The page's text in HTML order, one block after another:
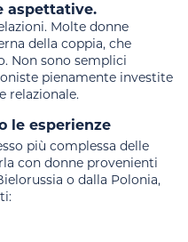
aspettative.
Molte donne
della coppia, che
Non sono semplici
pienamente investite
relazionale.
le esperienze
più complessa delle
con donne provenienti
o dalla Polonia,